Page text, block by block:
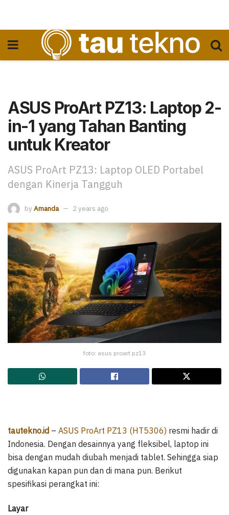
ASUS ProArt PZ13: Laptop 2-
in-1 yang Tahan Banting
untuk Kreator
ASUS ProArt PZ13: Laptop OLED Portabel
dengan Kinerja Tangguh
by Amanda 2 years ago
foto: asus proart pz13
tautekno.id – ASUS ProArt PZ13 (HT5306) resmi hadir di
Indonesia. Dengan desainnya yang fleksibel, laptop ini
bisa dengan mudah diubah menjadi tablet. Sehingga siap
digunakan kapan pun dan di mana pun. Berikut
spesifikasi perangkat ini:
Layar